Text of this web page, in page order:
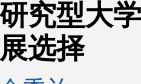
究型大
选择